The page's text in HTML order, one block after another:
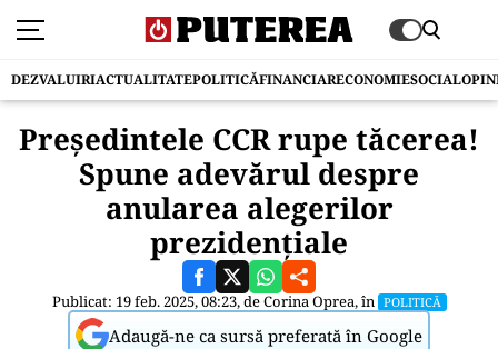
DEZVALUIRIACTUALITATEPOLITICĂFINANCIARECONOMIESOCIAL
Președintele CCR rupe tăcerea!
Spune adevărul despre
anularea alegerilor
prezidențiale
Publicat: 19 feb. 2025, 08:23, deCorina Oprea, în POLITICĂ
Adaugă-ne ca sursă preferată în Google